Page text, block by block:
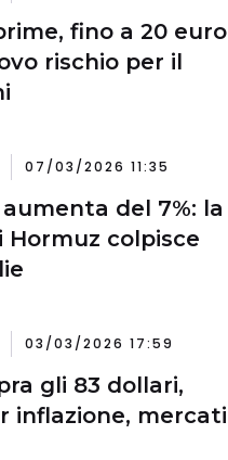
fino a 20 euro
rischio per il
07/03/2026 11:35
del 7%: la
colpisce
03/03/2026 17:59
gli 83 dollari,
inflazione, mercati